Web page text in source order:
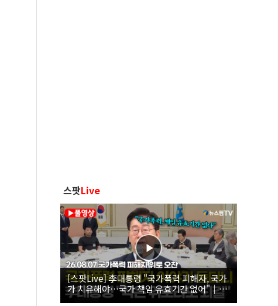
스팟Live
[스팟Live] 李대통령 "국가폭력 피해자, 국가
가 치유해야…국가 책임 유효기간 없어"｜
26.08.07 국가폭력 피해자 위로 오찬